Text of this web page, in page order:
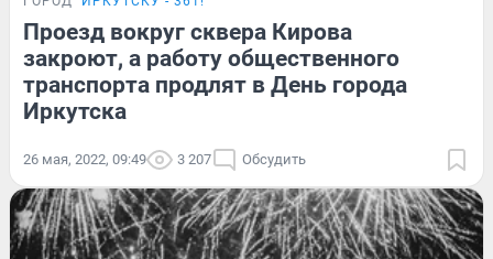
Проезд вокруг сквера Кирова
закроют, а работу общественного
транспорта продлят в День города
Иркутска
26 мая, 2022, 09:49 3 207 Обсудить